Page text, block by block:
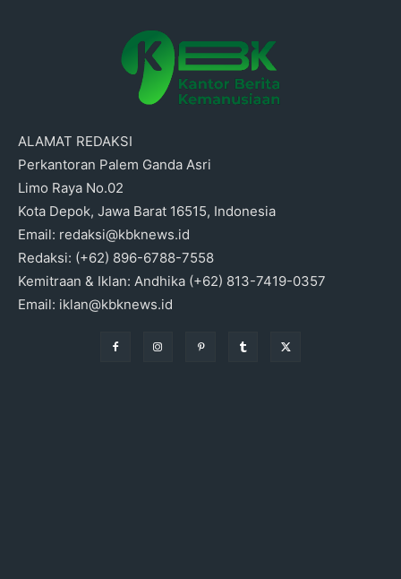
ALAMAT REDAKSI
Perkantoran Palem Ganda Asri
Limo Raya No.02
Kota Depok, Jawa Barat 16515, Indonesia
Email: redaksi@kbknews.id
Redaksi: (+62) 896-6788-7558
Kemitraan & Iklan: Andhika (+62) 813-7419-0357
Email: iklan@kbknews.id